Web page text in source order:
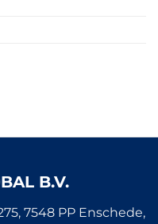
B.V.
7548 PP Enschede,